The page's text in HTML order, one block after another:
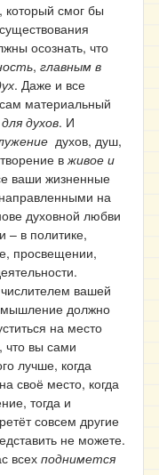
который смог бы
осознать, что
, главным в
. Даже и все
материальный
для духов. И
духов, душ,
вживое и
ваши жизненные
на
духовной любви
– в политике,
просвещении,
вашей
должно
на место
что вы сами
лучше, когда
своё место, когда
тогда и
совсем другие
не можете.
всех поднимется